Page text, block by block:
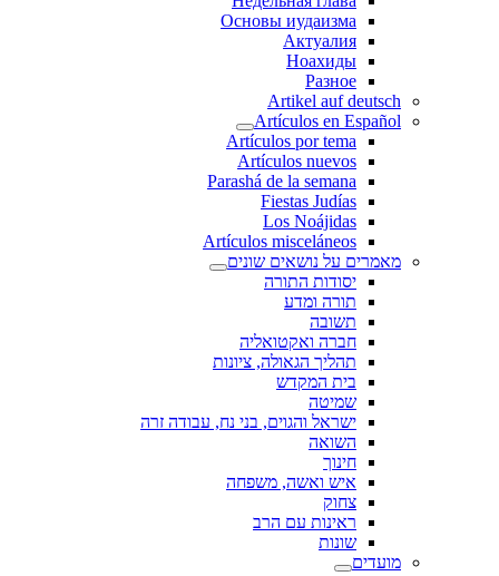
Основы иудаизма
Актуалия
Ноахиды
Разное
Artikel auf deutsch
Artículos en Español
Artículos por tema
Artículos nuevos
Parashá de la semana
Fiestas Judías
Los Noájidas
Artículos misceláneos
מאמרים על נושאים שונים
יסודות התורה
תורה ומדע
תשובה
חברה ואקטואליה
תהליך הגאולה, ציונות
בית המקדש
שמיטה
ישראל והגוים, בני נח, עבודה זרה
השואה
חינוך
איש ואשה, משפחה
צחוק
ראינות עם הרב
שונות
מועדים